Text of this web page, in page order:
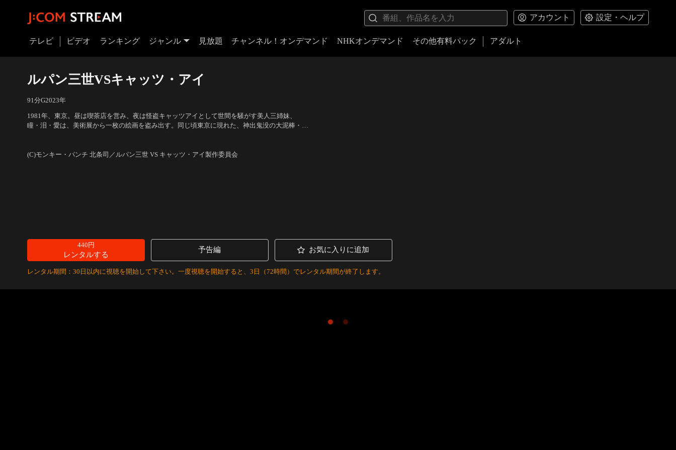
アカウント 設定・ヘルプ
テレビ ビデオ ランキング ジャンル 見放題 チャンネル！オンデマンド NHKオンデマンド その他有料パック アダルト
ルパン三世VSキャッツ・アイ
91分G2023年
1981年、東京。昼は喫茶店を営み、夜は怪盗キャッツアイとして世間を騒がす美人三姉妹、
瞳・泪・愛は、美術展から一枚の絵画を盗み出す。同じ頃東京に現れた、神出鬼没の大泥棒・ル
(C)モンキー・パンチ 北条司／ルパン三世 VS キャッツ・アイ製作委員会
440円
レンタルする
予告編 お気に入りに追加
レンタル期間：30日以内に視聴を開始して下さい。一度視聴を開始すると、3日（72時間）でレンタル期間が終了します。